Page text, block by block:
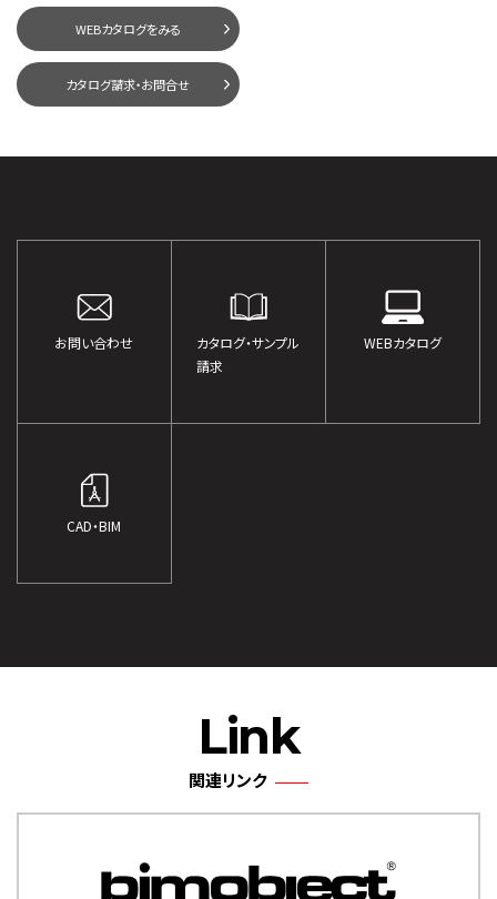
WEBカタログをみる
カタログ請求・お問合せ
お問い合わせ
カタログ・サンプル
請求
WEBカタログ
CAD・BIM
Link
関連リンク